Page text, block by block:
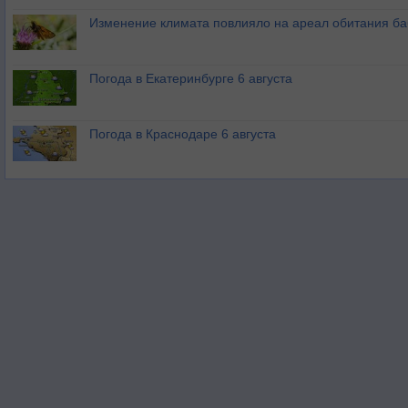
Изменение климата повлияло на ареал обитания
Погода в Екатеринбурге 6 августа
Погода в Краснодаре 6 августа